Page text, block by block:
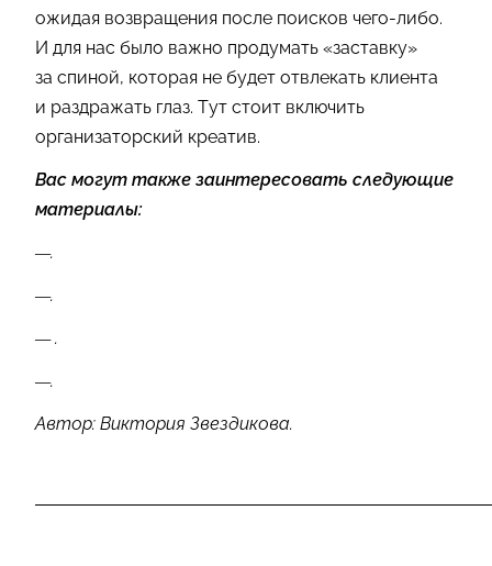
ожидая возвращения после поисков чего-либо.
И для нас было важно продумать «заставку»
за спиной, которая не будет отвлекать клиента
и раздражать глаз. Тут стоит включить
организаторский креатив.
Вас могут также заинтересовать следующие
материалы:
—.
—.
— .
—.
Автор: Виктория Звездикова.